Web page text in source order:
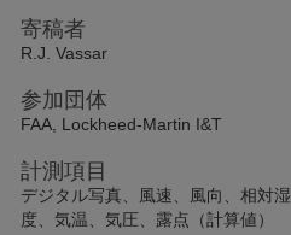
寄稿者
R.J. Vassar
参加団体
FAA, Lockheed-Martin I&T
計測項目
デジタル写真、風速、風向、相対湿
度、気温、気圧、露点（計算値）